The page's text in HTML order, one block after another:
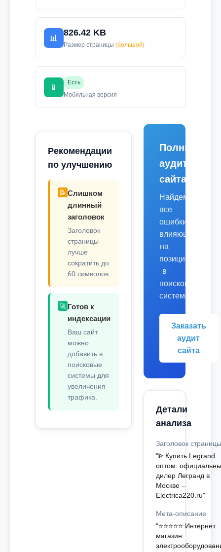
📊
826.42 KB
Размер страницы (большой)
📱
Есть
Мобильная версия
Рекомендации
по улучшению
📝 Слишком
длинный
заголовок
Заголовок
страницы
лучше
сократить до
60 символов.
🚀 Готов к
индексации
Ваш сайт
можно
добавить в
поисковые
системы для
увеличения
трафика.
Полный
аудит
сайта
Найдем
все
ошибки,
влияющие
на
позиции
в
поисковых
системах.
Заказать
аудит
сайта
Детали
анализа
Заголовок страницы
"ᐈ Купить Legrand
оптом:
дилер Легранд в
Москве –
Electrica220.ru"
Мета-описание
"⭐⭐⭐⭐⭐ Интернет
магазин